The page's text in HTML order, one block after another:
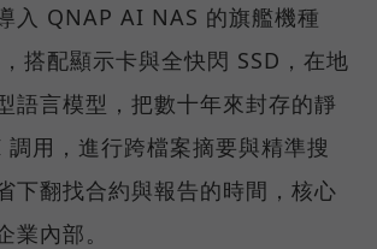
入 QNAP AI NAS 的旗艦機種
搭配顯示卡與全快閃 SSD，在地
語言模型，把數十年來封存的靜
用，進行跨檔案摘要與精準搜
下翻找合約與報告的時間，核心
業內部。